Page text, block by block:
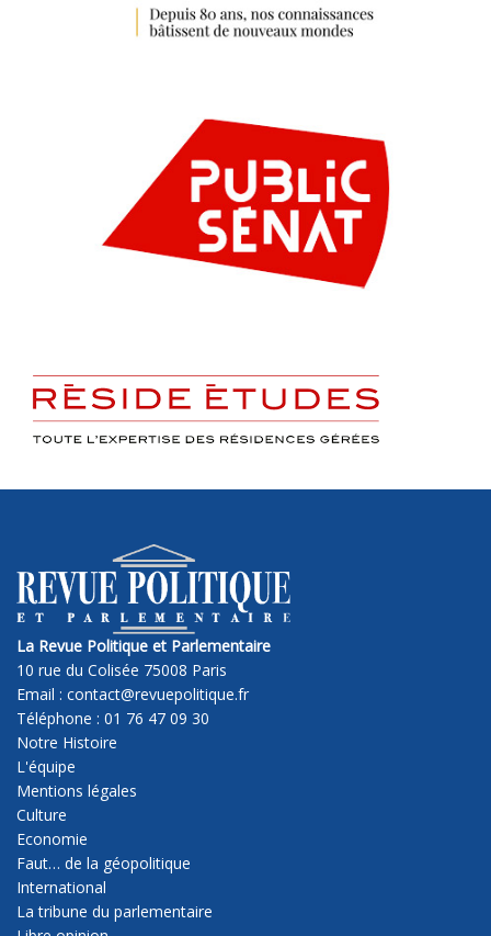
La Revue Politique et Parlementaire
10 rue du Colisée 75008 Paris
Email : contact@revuepolitique.fr
Téléphone : 01 76 47 09 30
Notre Histoire
L'équipe
Mentions légales
Culture
Economie
Faut… de la géopolitique
International
La tribune du parlementaire